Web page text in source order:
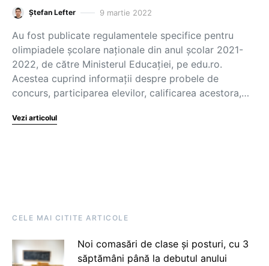
Ștefan Lefter 9 martie 2022
Au fost publicate regulamentele specifice pentru
olimpiadele școlare naționale din anul școlar 2021-
2022, de către Ministerul Educației, pe edu.ro.
Acestea cuprind informații despre probele de
concurs, participarea elevilor, calificarea acestora,…
Vezi articolul
CELE MAI CITITE ARTICOLE
Noi comasări de clase și posturi, cu 3
săptămâni până la debutul anului